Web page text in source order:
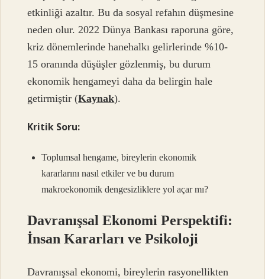
etkinliği azaltır. Bu da sosyal refahın düşmesine
neden olur. 2022 Dünya Bankası raporuna göre,
kriz dönemlerinde hanehalkı gelirlerinde %10-
15 oranında düşüşler gözlenmiş, bu durum
ekonomik hengameyi daha da belirgin hale
getirmiştir (Kaynak).
Kritik Soru:
Toplumsal hengame, bireylerin ekonomik
kararlarını nasıl etkiler ve bu durum
makroekonomik dengesizliklere yol açar mı?
Davranışsal Ekonomi Perspektifi:
İnsan Kararları ve Psikoloji
Davranışsal ekonomi, bireylerin rasyonellikten